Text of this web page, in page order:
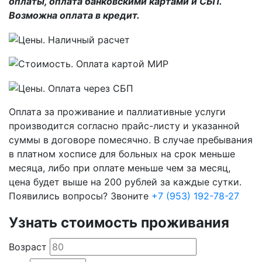
Возможна оплата в кредит.
Оплата за проживание и паллиативные услуги
производится согласно прайс-листу и указанной
суммы в договоре помесячно. В случае пребывания
в платном хосписе для больных на срок меньше
месяца, либо при оплате меньше чем за месяц,
цена будет выше на 200 рублей за каждые сутки.
Появились вопросы? Звоните +7 (953) 192-78-27
Узнать стоимость проживания
Возраст